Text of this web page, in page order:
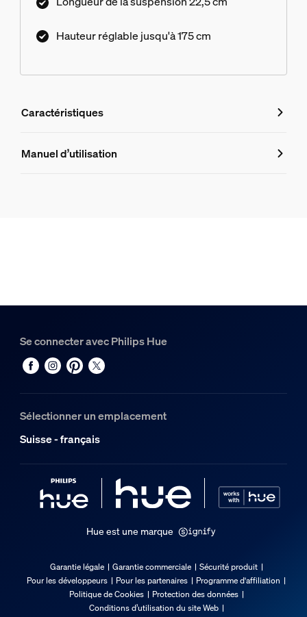
Hauteur réglable jusqu'à 175 cm
Caractéristiques
Caractéristiques
Matériaux
Dimensions et poids de l’emballage
0.34 kg
Poids brut
0.47 kg
Hauteur
Largeur
Manuel d’utilisation
Se connecter avec Philips Hue
Sélectionner un emplacement
Suisse - français
Hue est une marque
Garantie légale Garantie commerciale
Sécurité produit
Pour les développeurs
Pour les partenaires
Programme d'affiliation
Politique de Cookies
Protection des données
Conditions d’utilisation du site Web